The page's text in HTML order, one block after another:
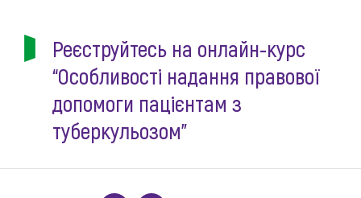
PRAVOKATOR.Одеса
Заходи
Майбутні
Минулі
Новини
Корисне
Контакти
Реєструйтесь на онлайн-курс
“Особливості надання правової
допомоги пацієнтам з
туберкульозом”